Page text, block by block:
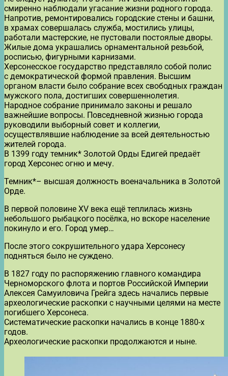
смиренно наблюдали угасание жизни родного города.
Напротив, ремонтировались городские стены и башни,
в храмах совершалась служба, мостились улицы,
работали мастерские, не пустовали постоялые дворы.
Жилые дома украшались орнаментальной резьбой,
росписью, фигурными карнизами.
Херсонесское государство представляло собой полис
с демократической формой правления. Высшим
органом власти было собрание всех свободных граждан
мужского пола, достигших совершеннолетия.
Народное собрание принимало законы и решало
важнейшие вопросы. Повседневной жизнью города
руководили выборный совет и коллегии,
осуществлявшие наблюдение за всей деятельностью
жителей города.
В 1399 году темник* Золотой Орды Едигей предаёт
город Херсонес огню и мечу.
Темник*– высшая должность военачальника в Золотой
Орде.
В первой половине XV века ещё теплилась жизнь
небольшого рыбацкого посёлка, но вскоре население
покинуло и его. Город умер…
После этого сокрушительного удара Херсонесу
подняться было не суждено.
В 1827 году по распоряжению главного командира
Черноморского флота и портов Российской Империи
Алексея Самуиловича Грейга здесь начались первые
археологические раскопки с научными целями на месте
погибшего Херсонеса.
Систематические раскопки начались в конце 1880-х
годов.
Археологические раскопки продолжаются и ныне.